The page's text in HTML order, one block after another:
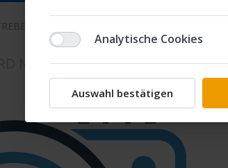
SCHEINW.-GEHAEUSE 61320-MK5-770 XL
Analytische Cookies
Auswahl bestätigen